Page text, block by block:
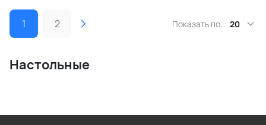
1 2 Показать по: 20
Настольные